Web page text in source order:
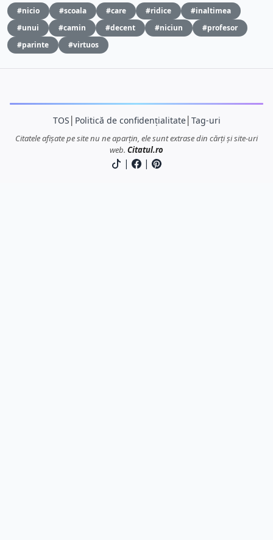
#nicio #scoala #care #ridice
#inaltimea
#unui
#camin #decent #niciun
#profesor
#parinte
#virtuos
TOS Politică de confidențialitate│ Tag-uri
Citatele afișate pe site nu ne aparțin, ele sunt extrase din cărți și site-uri
web. Citatul.ro
| |